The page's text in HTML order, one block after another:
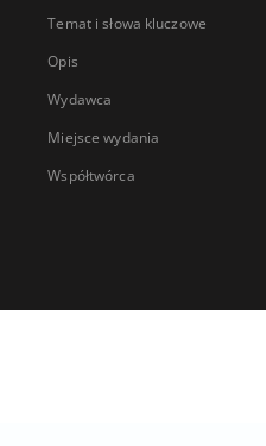
Temat i słowa kluczowe
Opis
Wydawca
Miejsce wydania
Współtwórca